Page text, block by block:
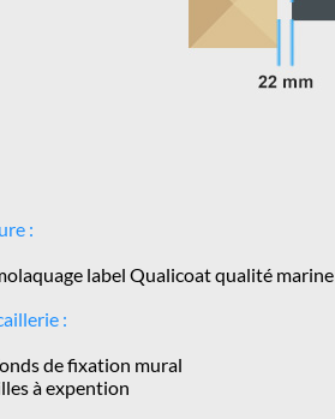
:
label Qualicoat qualité marine
:
de fixation mural
à expention